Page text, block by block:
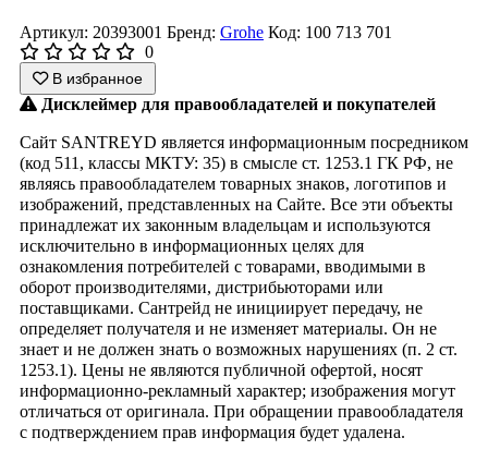
Артикул: 20393001 Бренд: Grohe Код: 100 713 701
0
В избранное
Дисклеймер для правообладателей и покупателей
Сайт SANTREYD является информационным посредником
(код 511, классы МКТУ: 35) в смысле ст. 1253.1 ГК РФ, не
являясь правообладателем товарных знаков, логотипов и
изображений, представленных на Сайте. Все эти объекты
принадлежат их законным владельцам и используются
исключительно в информационных целях для
ознакомления потребителей с товарами, вводимыми в
оборот производителями, дистрибьюторами или
поставщиками. Сантрейд не инициирует передачу, не
определяет получателя и не изменяет материалы. Он не
знает и не должен знать о возможных нарушениях (п. 2 ст.
1253.1). Цены не являются публичной офертой, носят
информационно-рекламный характер; изображения могут
отличаться от оригинала. При обращении правообладателя
с подтверждением прав информация будет удалена.